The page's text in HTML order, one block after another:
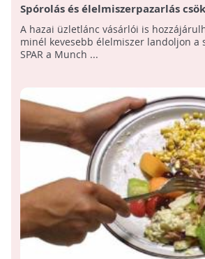
Spórolás és élelmiszerpazarlás
nál indul a „muncholás”
A hazai üzletlánc vásárlói is
minél kevesebb élelmiszer landoljon a
SPAR a Munch ...